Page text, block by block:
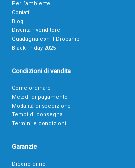
Per l’ambiente
Contatti
Blog
Diventa rivenditore
Guadagna con il Dropship
Black Friday 2025
Condizioni di vendita
Come ordinare
Metodi di pagamento
Modalità di spedizione
Tempi di consegna
Termini e condizioni
Garanzie
Dicono di noi